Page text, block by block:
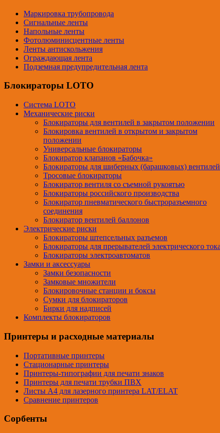
Маркировка трубопровода
Сигнальные ленты
Напольные ленты
Фотолюминисцентные ленты
Ленты антискольжения
Ограждающая лента
Подземная предупредительная лента
Блокираторы LOTO
Система LOTO
Механические риски
Блокираторы для вентилей в закрытом положении
Блокировка вентилей в открытом и закрытом
положении
Универсальные блокираторы
Блокиратор клапанов «Бабочка»
Блокираторы для шиберных (барашковых) вентилей
Тросовые блокираторы
Блокиратор вентиля со съемной рукоятью
Блокираторы российского производства
Блокиратор пневматического быстроразъемного
соединения
Блокиратор вентилей баллонов
Электрические риски
Блокираторы штепсельных разъемов
Блокираторы для прерывателей электрического
Блокираторы электроавтоматов
Замки и аксессуары
Замки безопасности
Замковые множители
Блокировочные станции и боксы
Сумки для блокираторов
Бирки для надписей
Комплекты блокираторов
Принтеры и расходные материалы
Портативные принтеры
Стационарные принтеры
Принтеры-типографии для печати знаков
Принтеры для печати трубки ПВХ
Листы A4 для лазерного принтера LAT/ELAT
Сравнение принтеров
Сорбенты